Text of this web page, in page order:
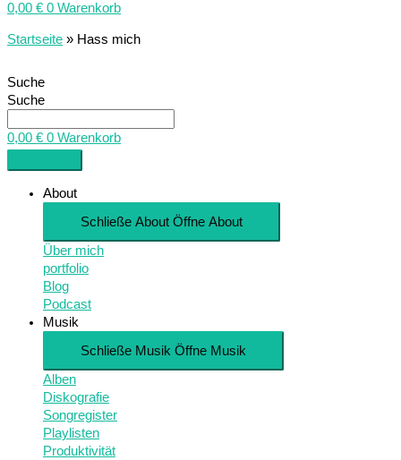
0,00 € 0 Warenkorb
Startseite » Hass mich
Suche
Suche
0,00 € 0 Warenkorb
About
Schließe About Öffne About
Über mich
portfolio
Blog
Podcast
Musik
Schließe Musik Öffne Musik
Alben
Diskografie
Songregister
Playlisten
Produktivität